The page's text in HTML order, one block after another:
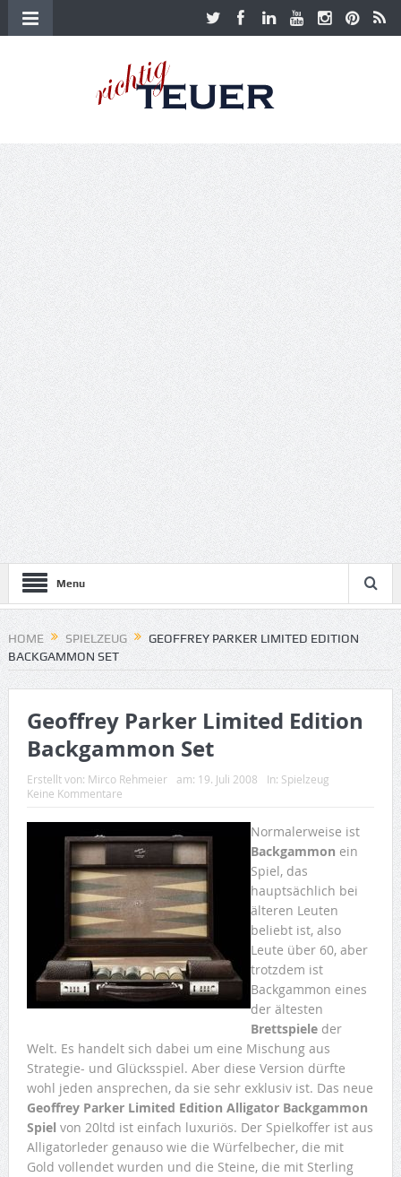
Menu
HOME SPIELZEUG
GEOFFREY PARKER LIMITED EDITION
BACKGAMMON SET
Geoffrey Parker Limited Edition
Backgammon Set
Erstellt von: Mirco Rehmeier am: 19. Juli 2008 In: Spielzeug
Keine Kommentare
Normalerweise ist
Backgammon ein
Spiel, das
hauptsächlich bei
älteren Leuten
beliebt ist, also
Leute über 60, aber
trotzdem ist
Backgammon eines
der ältesten
Brettspieleder
Welt. Es handelt sich dabei um eine Mischung aus
Strategie- und Glücksspiel. Aber diese Version dürfte
wohl jeden ansprechen, da sie sehr exklusiv ist. Das neue
Geoffrey Parker Limited Edition Alligator Backgammon
Spiel von 20ltd ist einfach luxuriös. Der Spielkoffer ist aus
Alligatorleder genauso wie die Würfelbecher, die mit
Gold vollendet wurden und die Steine, die mit Sterling